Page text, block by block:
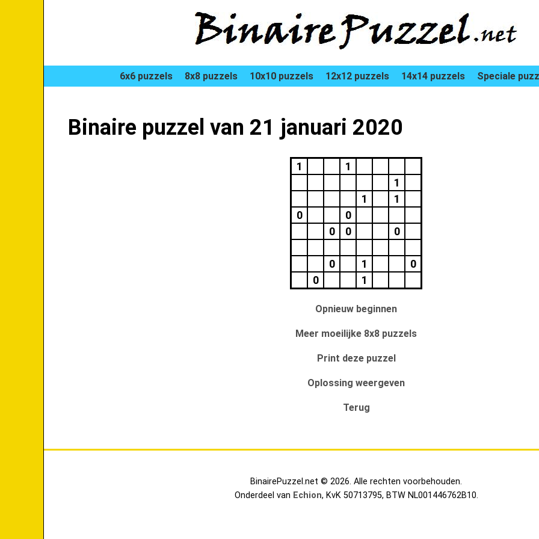
6x6 puzzels 8x8 puzzels 10x10 puzzels 12x12 puzzels 14x14 puzzels Speciale
Binaire puzzel van 21 januari 2020
1
1
1
1
1
0
0
0
0 0
0 1
0
0
1
Opnieuw beginnen
Meer moeilijke 8x8 puzzels
Print deze puzzel
Oplossing weergeven
Terug
BinairePuzzel.net © 2026. Alle rechten voorbehouden.
Onderdeel van Echion, KvK 50713795, BTW NL001446762B10.